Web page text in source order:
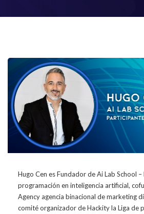
Hugo Cen es Fundador de Ai Lab School –
programación en inteligencia artificial,
Agency agencia binacional de marketing
comité organizador de Hackity la Liga de